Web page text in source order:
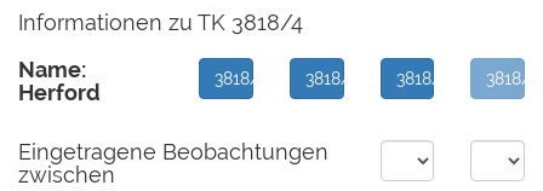
Informationen zu TK 3818/4
Name:
Herford
3818/1 3818/2 3818/3 3818/4
Eingetragene Beobachtungen
zwischen